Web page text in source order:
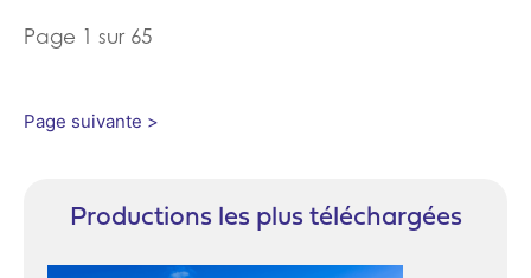
Page 1 sur 65
Page suivante >
Productions les plus téléchargées